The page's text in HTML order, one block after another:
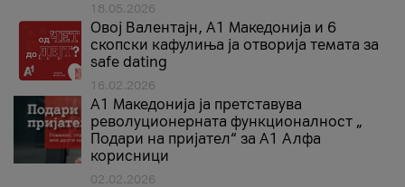
18.05.2026
Овој Валентајн, A1 Македонија и 6
скопски кафулиња ја отворија темата за
safe dating
16.02.2026
А1 Македонија ја претставува
револуционерната функционалност „
Подари на пријател“ за А1 Алфа
корисници
02.02.2026